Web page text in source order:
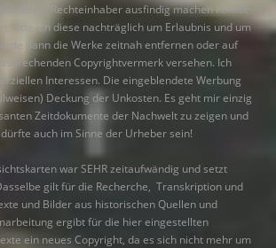
keine Rechteinhaber ausfindig machen konnte
bitte ich diese nachträglich um Erlaubnis und um
dann die Werke zeitnah entfernen oder auf
Copyrightvermerk versehen. Ich
Interessen. Die eingeblendete Werbung
Deckung der Unkosten. Es geht mir einzig
Zeitdokumente der Nachwelt zu zeigen und
auch im Sinne der Urheber sein!
war SEHR zeitaufwändig und setzt
gilt für die Recherche, Transkription und
und Bilder aus historischen Quellen und
ergibt für die hier eingestellten
ein neues Copyright, da es sich nicht mehr um